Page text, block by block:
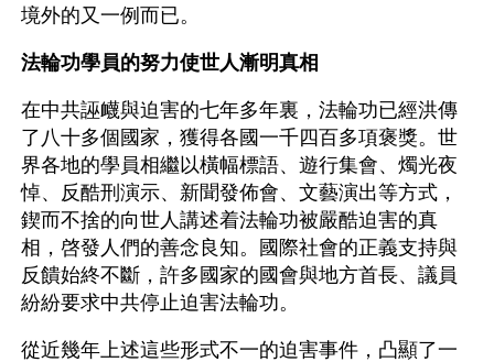
境外的又一例而已。
法輪功學員的努力使世人漸明真相
在中共誣衊與迫害的七年多年裏，法輪功已經洪傳
了八十多個國家，獲得各國一千四百多項褒獎。世
界各地的學員相繼以橫幅標語、遊行集會、燭光夜
悼、反酷刑演示、新聞發佈會、文藝演出等方式，
鍥而不捨的向世人講述着法輪功被嚴酷迫害的真
相，啓發人們的善念良知。國際社會的正義支持與
反饋始終不斷，許多國家的國會與地方首長、議員
紛紛要求中共停止迫害法輪功。
從近幾年上述這些形式不一的迫害事件，凸顯了一